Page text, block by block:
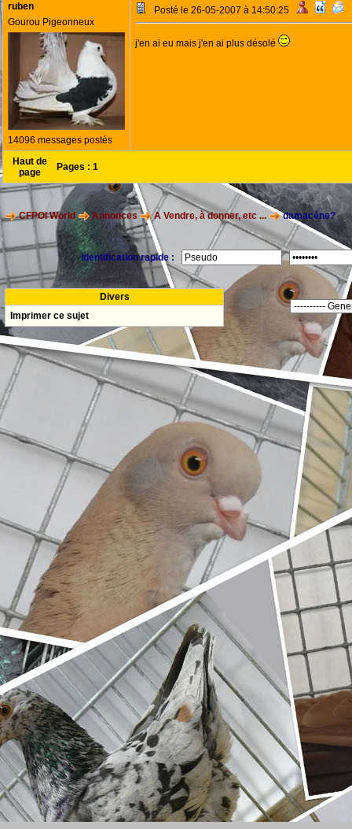
ruben
Gourou Pigeonneux
14096 messages postés
Posté le 26-05-2007 à 14:50:25
j'en ai eu mais j'en ai plus désolé
Haut de
page
Pages : 1
CFPOI World Annonces A Vendre, à donner, etc ... damacéne?
Identification rapide :
Divers
Imprimer ce sujet